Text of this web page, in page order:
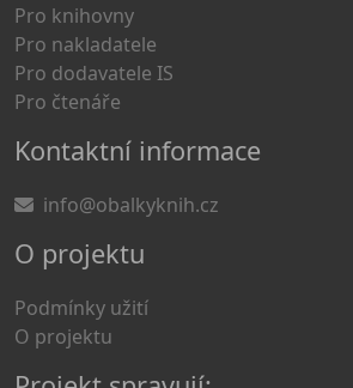
Pro knihovny
Pro nakladatele
Pro dodavatele IS
Pro čtenáře
Kontaktní informace
info@obalkyknih.cz
O projektu
Podmínky užití
O projektu